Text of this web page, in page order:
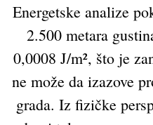
Energetske analize
2.500 metara
0,0008 J/m², što je
ne može da izazove
grada. Iz fizičke